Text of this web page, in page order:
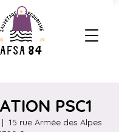
PSC1
15 rue Armée des Alpes